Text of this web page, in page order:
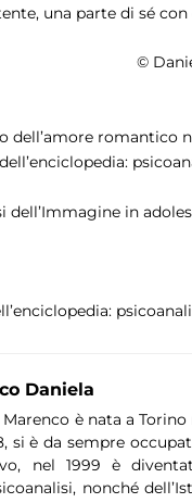
una parte di sé con
©
romantico
dell’Immagine in
Daniela
è nata a
si è da sempre
nel 1999 è
nonché